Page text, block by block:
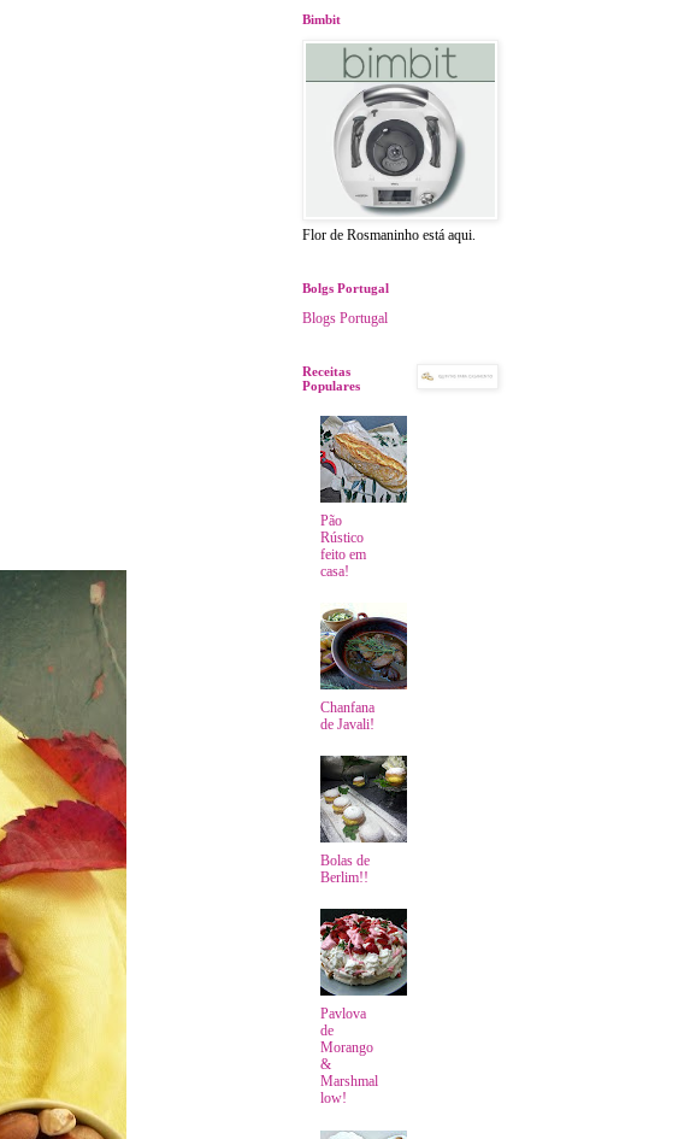
Bimbit
Flor de Rosmaninho está aqui.
Bolgs Portugal
Blogs Portugal
Receitas
Populares
Pão
Rústico
feito em
casa!
Chanfana
de Javali!
Bolas de
Berlim!!
Pavlova
de
Morango
&
Marshmal
low!